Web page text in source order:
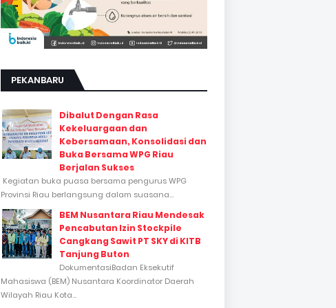
PEKANBARU
Dibalut Dengan Rasa
Kekeluargaan dan
Kebersamaan, Konsolidasi dan
Buka Bersama WPG Riau
Berjalan Sukses
Kegiatan buka puasa bersama pengurus WPG
Provinsi Riau berlangsung dalam suasana...
BEM Nusantara Riau Mendesak
Pencabutan Izin Stockpile
Cangkang Sawit PT SKY di KITB
Tanjung Buton
DokumentasiBadan Eksekutif
Mahasiswa (BEM) Nusantara Koordinator Daerah
Wilayah Riau Kota...